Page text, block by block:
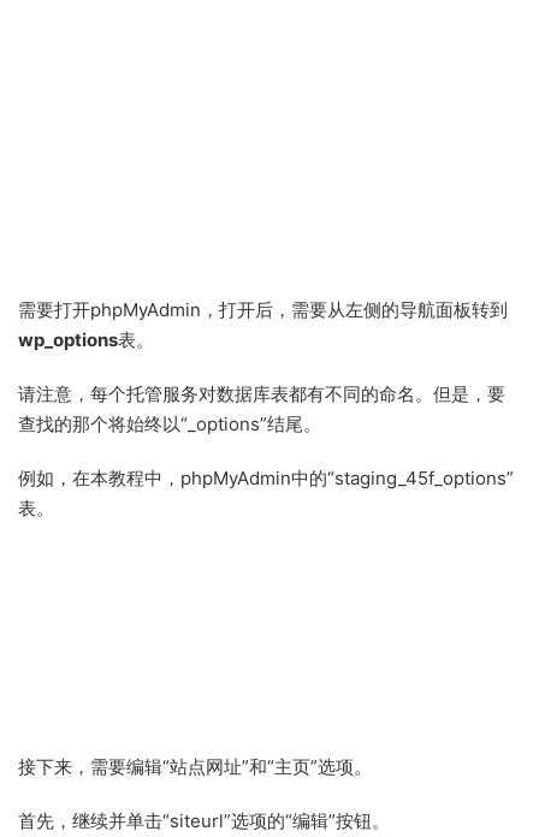
需要打开phpMyAdmin，打开后，需要从左侧的导航面板转到
wp_options表。
请注意，每个托管服务对数据库表都有不同的命名。但是，要
查找的那个将始终以“_options”结尾。
例如，在本教程中，phpMyAdmin中的“staging_45f_options”
表。
接下来，需要编辑“站点网址”和“主页”选项。
首先，继续并单击“siteurl”选项的“编辑”按钮。